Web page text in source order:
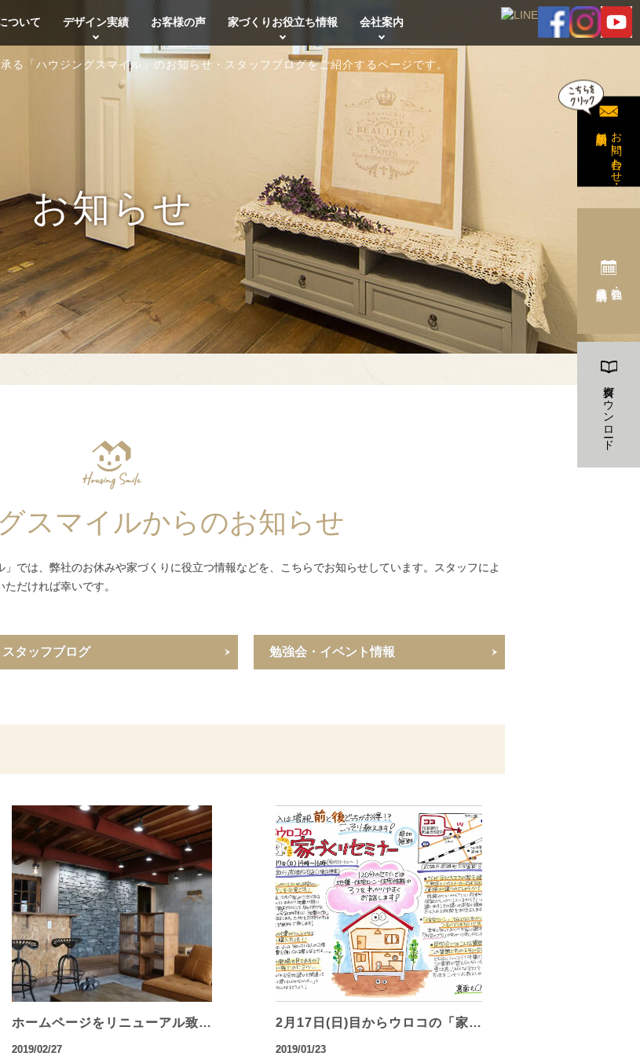
る「ハウジングスマイル」のお知らせ・スタッフブログをご紹介するページです。
お知らせ
ついて デザイン実績 お客様の声 家づくりお役立ち情報 会社案内
スマイルからのお知らせ
では、弊社のお休みや家づくりに役立つ情報などを、こちらでお知らせしています。スタッフによ
だければ幸いです。
スタッフブログ 勉強会・イベント情報
ホームページをリニューアル致…
2019/02/27
2月17日(日)目からウロコの「家…
2019/01/23
お問い合わせ・
資料ダウンロード